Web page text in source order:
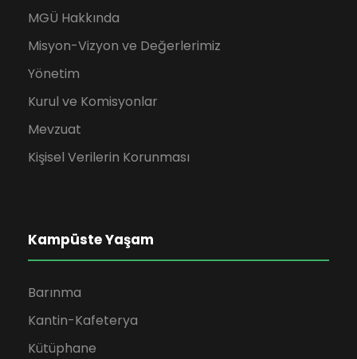
MGÜ Hakkında
Misyon-Vizyon ve Değerlerimiz
Yönetim
Kurul ve Komisyonlar
Mevzuat
Kişisel Verilerin Korunması
Kampüste Yaşam
Barınma
Kantin-Kafeterya
Kütüphane